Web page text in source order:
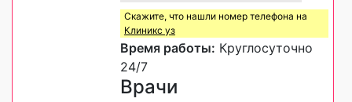
Скажите, что нашли номер телефона на
Клиникс уз
Время работы: Круглосуточно
24/7
Врачи